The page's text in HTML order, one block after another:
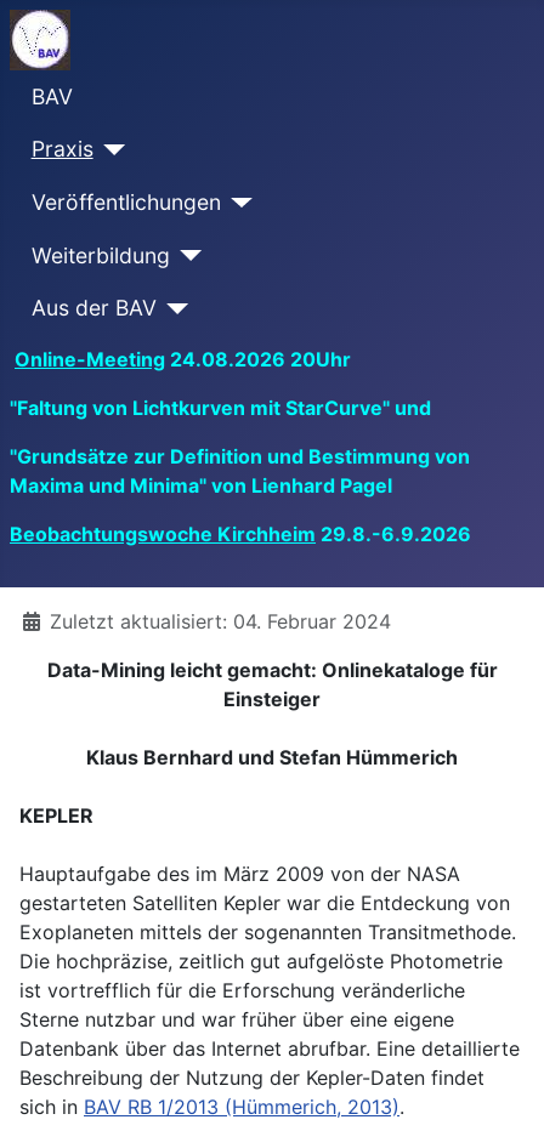
BAV
Praxis
Veröffentlichungen
Weiterbildung
Aus der BAV
Online-Meeting 24.08.2026 20Uhr
"Faltung von Lichtkurven mit StarCurve" und
"Grundsätze zur Definition und Bestimmung von
Maxima und Minima" von Lienhard Pagel
Beobachtungswoche Kirchheim 29.8.-6.9.2026
DetailsZuletzt aktualisiert: 04. Februar 2024
Data-Mining leicht gemacht: Onlinekataloge für
Einsteiger
Klaus Bernhard und Stefan Hümmerich
KEPLER
Hauptaufgabe des im März 2009 von der NASA
gestarteten Satelliten Kepler war die Entdeckung von
Exoplaneten mittels der sogenannten Transitmethode.
Die hochpräzise, zeitlich gut aufgelöste Photometrie
ist vortrefflich für die Erforschung veränderliche
Sterne nutzbar und war früher über eine eigene
Datenbank über das Internet abrufbar. Eine detaillierte
Beschreibung der Nutzung der Kepler-Daten findet
sich in BAV RB 1/2013 (Hümmerich, 2013).